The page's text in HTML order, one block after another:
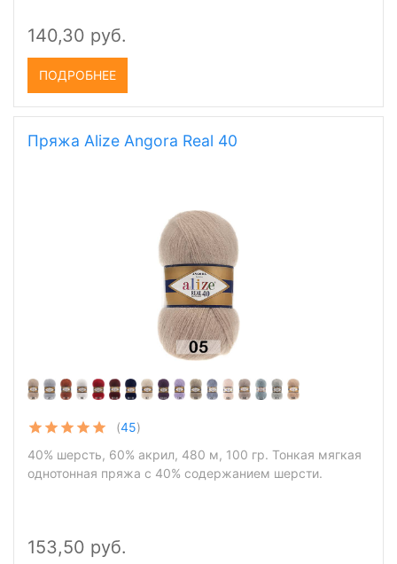
140,30 руб.
ПОДРОБНЕЕ
Пряжа Alize Angora Real 40
(45)
40% шерсть, 60% акрил, 480 м, 100 гр. Тонкая мягкая
однотонная пряжа с 40% содержанием шерсти.
153,50 руб.